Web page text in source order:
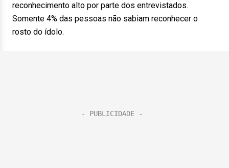
reconhecimento alto por parte dos entrevistados.
Somente 4% das pessoas não sabiam reconhecer o
rosto do ídolo.